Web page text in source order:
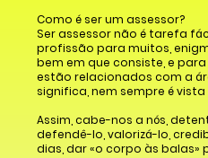
Como é ser um assessor?
Ser assessor não é tarefa
profissão para muitos,
bem em que consiste, e
estão relacionados com a
significa, nem sempre é
Assim, cabe-nos a nós,
defendê-lo, valorizá-lo,
dias, dar «o corpo às balas»